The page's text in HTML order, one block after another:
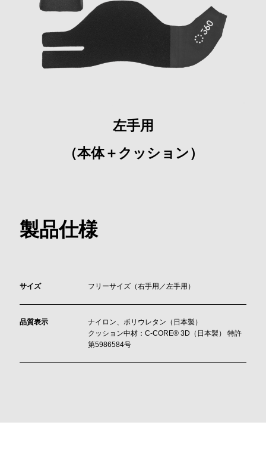
左手用
（本体＋クッション）
製品仕様
サイズ フリーサイズ（右手用／左手用）
品質表示
ナイロン、ポリウレタン（日本製）
クッション中材：C-CORE®︎ 3D（日本製） 特許
第5986584号